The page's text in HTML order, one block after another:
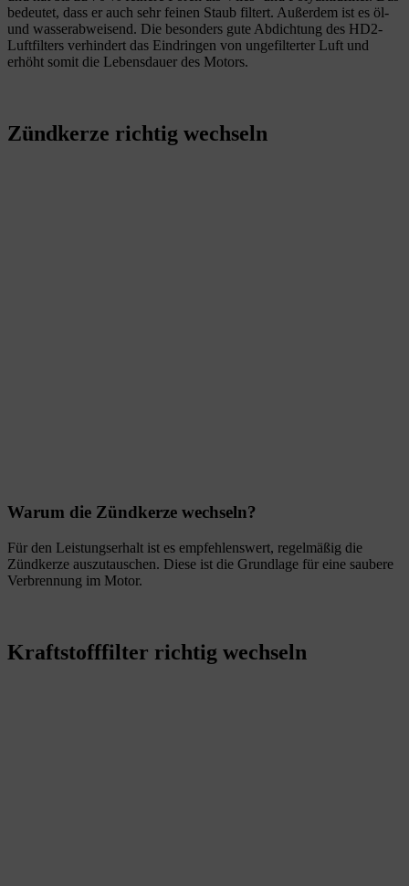
bedeutet, dass er auch sehr feinen Staub filtert. Außerdem ist es öl-
und wasserabweisend. Die besonders gute Abdichtung des HD2-
Luftfilters verhindert das Eindringen von ungefilterter Luft und
erhöht somit die Lebensdauer des Motors.
Zündkerze richtig wechseln
Warum die Zündkerze wechseln?
Für den Leistungserhalt ist es empfehlenswert, regelmäßig die
Zündkerze auszutauschen. Diese ist die Grundlage für eine saubere
Verbrennung im Motor.
Kraftstofffilter richtig wechseln